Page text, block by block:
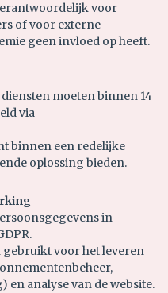
voor
of voor externe
geen invloed op heeft.
moeten binnen 14
via
binnen een redelijke
oplossing bieden.
in
gebruikt voor het leveren
analyse van de website.